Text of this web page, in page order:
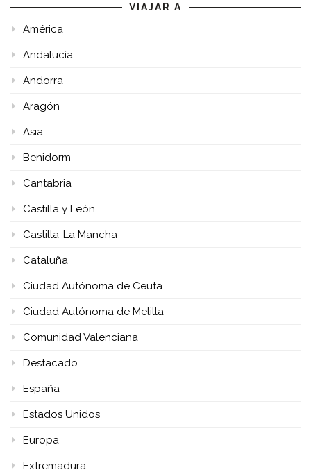
VIAJAR A
América
Andalucía
Andorra
Aragón
Asia
Benidorm
Cantabria
Castilla y León
Castilla-La Mancha
Cataluña
Ciudad Autónoma de Ceuta
Ciudad Autónoma de Melilla
Comunidad Valenciana
Destacado
España
Estados Unidos
Europa
Extremadura